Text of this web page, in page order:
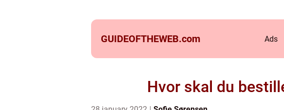
GUIDEOFTHEWEB.com Ads
Hvor skal du